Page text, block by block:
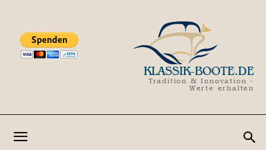
KLASSIK-BOOTE.DE
Tradition & Innovation -
Werte erhalten